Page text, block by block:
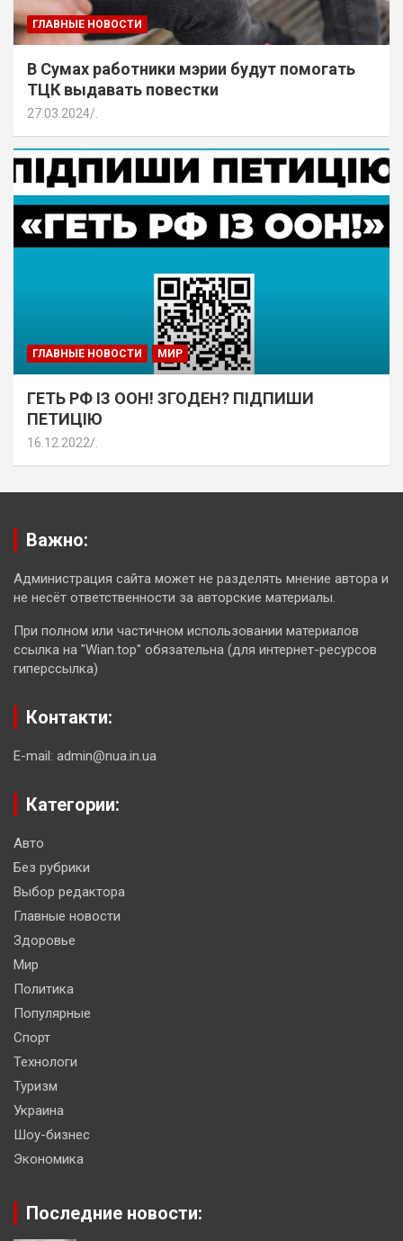
ГЛАВНЫЕ НОВОСТИ
В Сумах работники мэрии будут помогать
ТЦК выдавать повестки
27.03.2024
ГЛАВНЫЕ НОВОСТИ МИР
ГЕТЬ РФ ІЗ ООН! ЗГОДЕН? ПІДПИШИ
ПЕТИЦІЮ
16.12.2022
Важно:
Администрация сайта может не разделять мнение автора и
не несёт ответственности за авторские материалы.
При полном или частичном использовании материалов
ссылка на "Wian.top" обязательна (для интернет-ресурсов
гиперссылка)
Контакти:
E-mail: admin@nua.in.ua
Категории:
Авто
Без рубрики
Выбор редактора
Главные новости
Здоровье
Мир
Политика
Популярные
Спорт
Технологи
Туризм
Украина
Шоу-бизнес
Экономика
Последние новости: